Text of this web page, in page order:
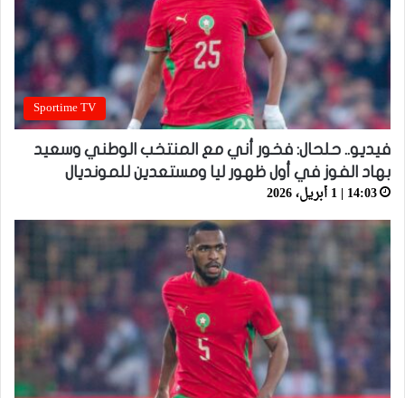
Sportime TV
فيديو.. حلحال: فخور أني مع المنتخب الوطني وسعيد
بهاد الفوز في أول ظهور ليا ومستعدين للمونديال
14:03 | 1 أبريل، 2026